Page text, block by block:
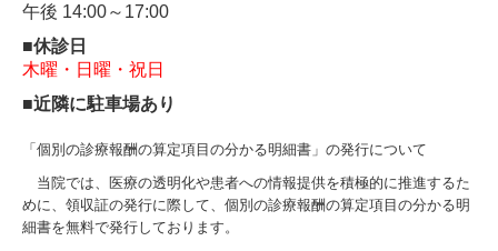
午後 14:00～17:00
■休診日
木曜・日曜・祝日
■近隣に駐車場あり
「個別の診療報酬の算定項目の分かる明細書」の発行について
当院では、医療の透明化や患者への情報提供を積極的に推進するた
めに、領収証の発行に際して、個別の診療報酬の算定項目の分かる明
細書を無料で発行しております。